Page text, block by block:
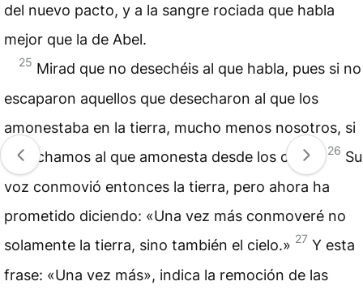
del nuevo pacto, y a la sangre rociada que habla
mejor que la de Abel.
25 Mirad que no desechéis al que habla, pues si no
escaparon aquellos que desecharon al que los
amonestaba en la tierra, mucho menos nosotros, si
desechamos al que amonesta desde los cielos.26 Su
voz conmovió entonces la tierra, pero ahora ha
prometido diciendo: «Una vez más conmoveré no
solamente la tierra, sino también el cielo.» 27 Y esta
frase: «Una vez más», indica la remoción de las